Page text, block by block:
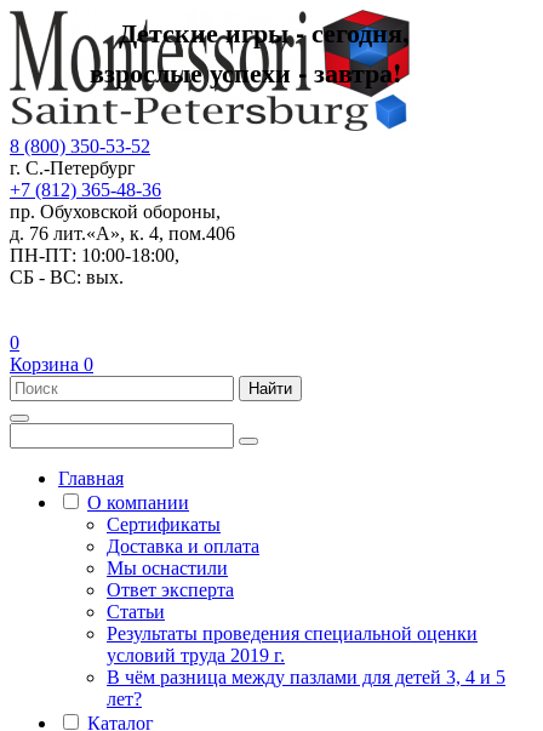
8 (800) 350-53-52
г. С.-Петербург
+7 (812) 365-48-36
пр. Обуховской обороны,
д. 76 лит.«А», к. 4, пом.406
ПН-ПТ: 10:00-18:00,
СБ - ВС: вых.
Детские игры - сегодня,
взрослые успехи - завтра!
0
Корзина 0
Найти
Главная
О компании
Сертификаты
Доставка и оплата
Мы оснастили
Ответ эксперта
Статьи
Результаты проведения специальной оценки
условий труда 2019 г.
В чём разница между пазлами для детей 3, 4 и 5
лет?
Каталог